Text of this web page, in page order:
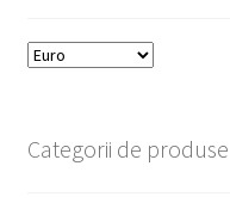
Categorii de produse